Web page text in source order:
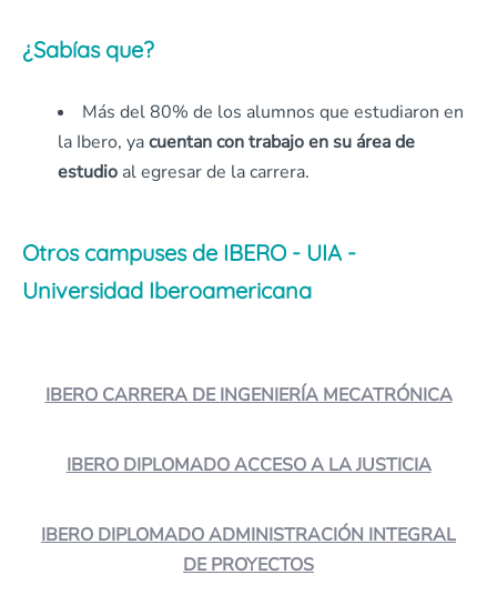
¿Sabías que?
Más del 80% de los alumnos que estudiaron en
la Ibero, yacuentan con trabajo en su área de
estudio al egresar de la carrera.
Otros campuses de IBERO - UIA -
Universidad Iberoamericana
IBERO CARRERA DE INGENIERÍA MECATRÓNICA
IBERO DIPLOMADO ACCESO A LA JUSTICIA
IBERO DIPLOMADO ADMINISTRACIÓN INTEGRAL
DE PROYECTOS